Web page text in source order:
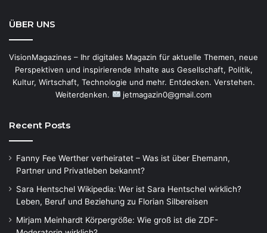
ÜBER UNS
VisionMagazines – Ihr digitales Magazin für aktuelle Themen, neue
Perspektiven und inspirierende Inhalte aus Gesellschaft, Politik,
Kultur, Wirtschaft, Technologie und mehr. Entdecken. Verstehen.
Weiterdenken.
jetmagazin0@gmail.com
Recent Posts
Fanny Fee Werther verheiratet – Was ist über Ehemann,
Partner und Privatleben bekannt?
Sara Hentschel Wikipedia: Wer ist Sara Hentschel wirklich?
Leben, Beruf und Beziehung zu Florian Silbereisen
Mirjam Meinhardt Körpergröße: Wie groß ist die ZDF-